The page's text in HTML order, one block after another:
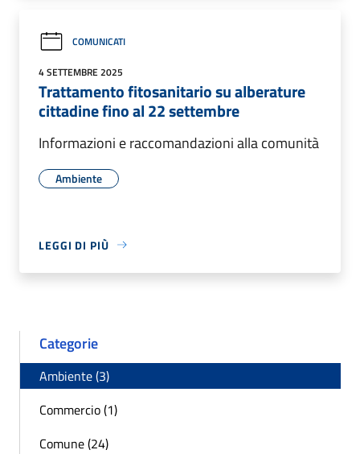
COMUNICATI
4 SETTEMBRE 2025
Trattamento fitosanitario su alberature
cittadine fino al 22 settembre
Informazioni e raccomandazioni alla comunità
Ambiente
LEGGI DI PIÙ
Categorie
Ambiente (3)
Commercio (1)
Comune (24)